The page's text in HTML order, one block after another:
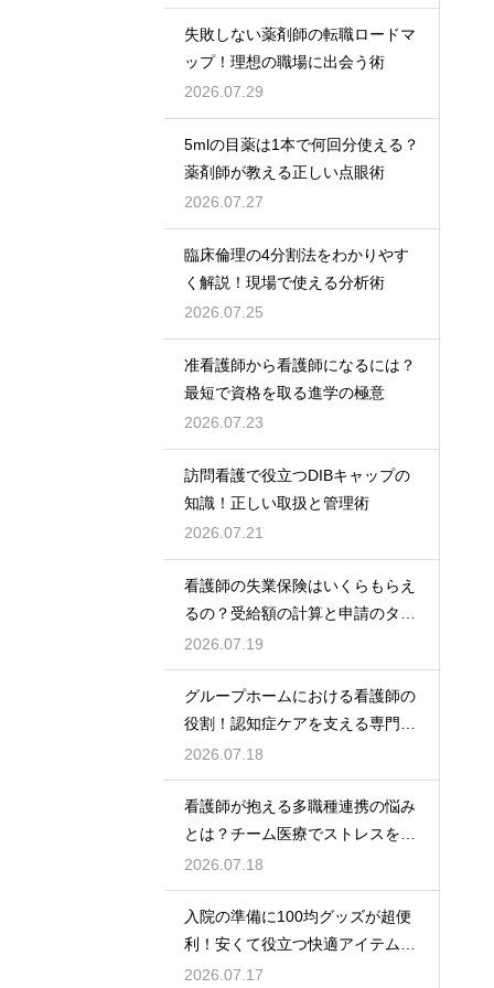
失敗しない薬剤師の転職ロードマ
ップ！理想の職場に出会う術
2026.07.29
5mlの目薬は1本で何回分使える？
薬剤師が教える正しい点眼術
2026.07.27
臨床倫理の4分割法をわかりやす
く解説！現場で使える分析術
2026.07.25
准看護師から看護師になるには？
最短で資格を取る進学の極意
2026.07.23
訪問看護で役立つDIBキャップの
知識！正しい取扱と管理術
2026.07.21
看護師の失業保険はいくらもらえ
るの？受給額の計算と申請のタイ
ミング
2026.07.19
グループホームにおける看護師の
役割！認知症ケアを支える専門的
な力
2026.07.18
看護師が抱える多職種連携の悩み
とは？チーム医療でストレスを減
らす方法
2026.07.18
入院の準備に100均グッズが超便
利！安くて役立つ快適アイテムを
紹介
2026.07.17